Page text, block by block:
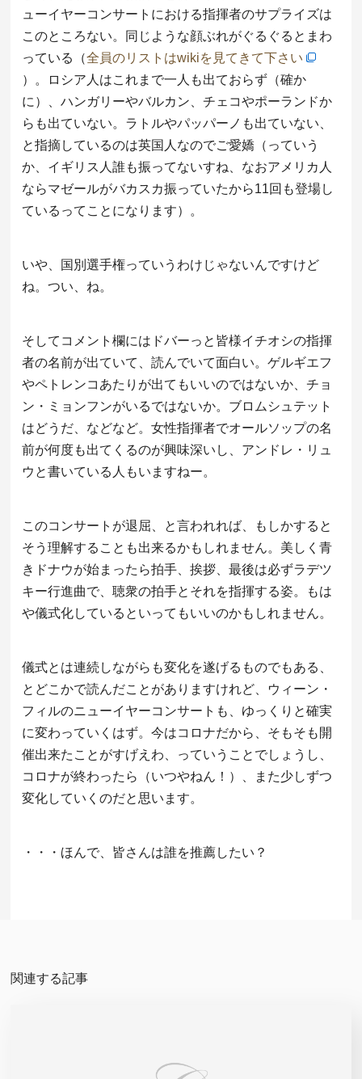
ューイヤーコンサートにおける指揮者のサプライズは
このところない。同じような顔ぶれがぐるぐるとまわ
っている（全員のリストはwikiを見てきて下さい
）。ロシア人はこれまで一人も出ておらず（確か
に）、ハンガリーやバルカン、チェコやポーランドか
らも出ていない。ラトルやパッパーノも出ていない、
と指摘しているのは英国人なのでご愛嬌（っていう
か、イギリス人誰も振ってないすね、なおアメリカ人
ならマゼールがバカスカ振っていたから11回も登場し
ているってことになります）。
いや、国別選手権っていうわけじゃないんですけど
ね。つい、ね。
そしてコメント欄にはドバーっと皆様イチオシの指揮
者の名前が出ていて、読んでいて面白い。ゲルギエフ
やペトレンコあたりが出てもいいのではないか、チョ
ン・ミョンフンがいるではないか。ブロムシュテット
はどうだ、などなど。女性指揮者でオールソップの名
前が何度も出てくるのが興味深いし、アンドレ・リュ
ウと書いている人もいますねー。
このコンサートが退屈、と言われれば、もしかすると
そう理解することも出来るかもしれません。美しく青
きドナウが始まったら拍手、挨拶、最後は必ずラデツ
キー行進曲で、聴衆の拍手とそれを指揮する姿。もは
や儀式化しているといってもいいのかもしれません。
儀式とは連続しながらも変化を遂げるものでもある、
とどこかで読んだことがありますけれど、ウィーン・
フィルのニューイヤーコンサートも、ゆっくりと確実
に変わっていくはず。今はコロナだから、そもそも開
催出来たことがすげえわ、っていうことでしょうし、
コロナが終わったら（いつやねん！）、また少しずつ
変化していくのだと思います。
・・・ほんで、皆さんは誰を推薦したい？
関連する記事